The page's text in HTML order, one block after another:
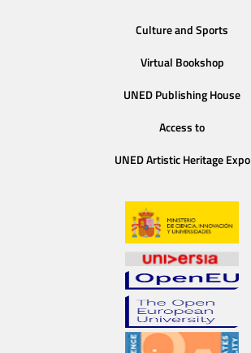
Culture and Sports
Virtual Bookshop
UNED Publishing House
Access to
UNED Artistic Heritage Expo